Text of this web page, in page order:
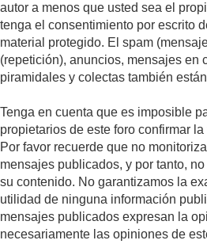
autor a menos que usted sea el
tenga el consentimiento por escrito
material protegido. El spam
(repetición), anuncios, mensajes en
piramidales y colectas también
Tenga en cuenta que es imposible
propietarios de este foro confirmar
Por favor recuerde que no
mensajes publicados, y por tanto,
su contenido. No garantizamos la
utilidad de ninguna información
mensajes publicados expresan la
necesariamente las opiniones de